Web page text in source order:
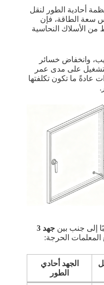
أحادية الطور لنقل
سعة الطاقة، فإن
75% فقط من الأسلاك النحاسية
وانخفاض خسائر
على مدى عمر
عادةً ما تكون تكلفتها
إلى جنب بين
جهد 3
المعلمات الحرجة:
الجهد أحادي
الطور